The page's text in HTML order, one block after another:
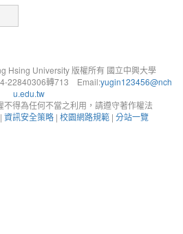
Hsing University 版權所有 國立中興大學
22840306轉713 Email:yugin123456@nch
u.edu.tw
不得為任何不當之利用，請遵守著作權法
| 資訊安全策略 | 校園網路規範 | 分站一覽